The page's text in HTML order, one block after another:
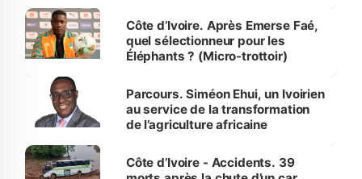
Côte d’Ivoire. Après Emerse Faé,
quel sélectionneur pour les
Éléphants ? (Micro-trottoir)
Parcours. Siméon Ehui, un Ivoirien
au service de la transformation
de l’agriculture africaine
Côte d’Ivoire - Accidents. 39